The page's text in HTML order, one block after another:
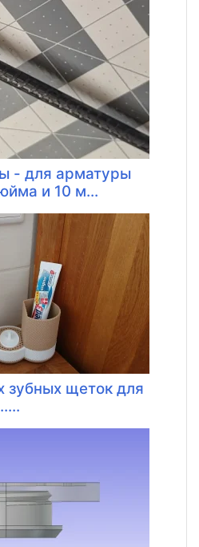
- для арматуры
и 10 м...
зубных щеток для